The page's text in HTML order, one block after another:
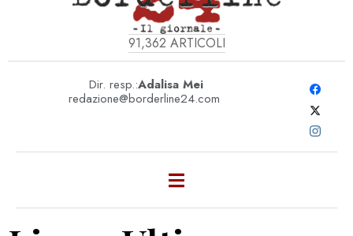
91,362 ARTICOLI
Dir. resp.:Adalisa Mei
redazione@borderline24.com